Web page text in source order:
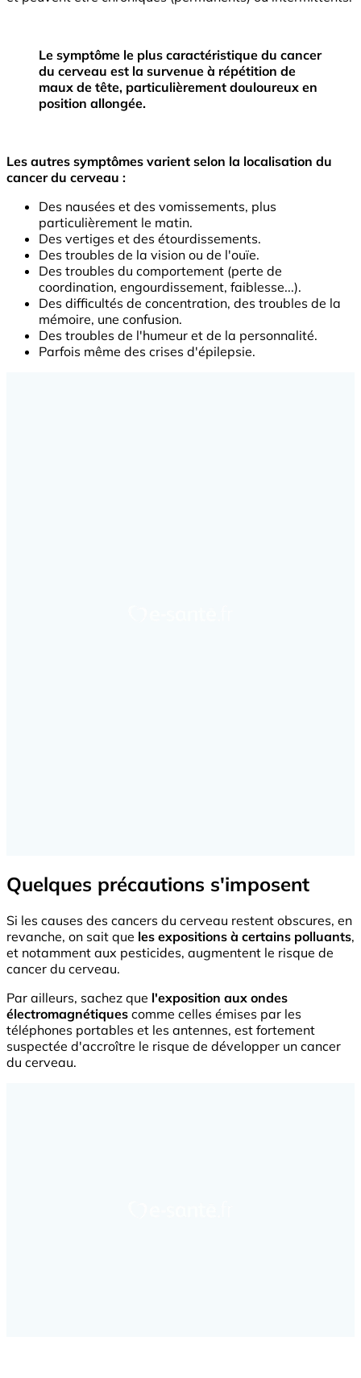
Le symptôme le plus caractéristique du cancer
du cerveau est la survenue à répétition de
maux de tête, particulièrement douloureux en
position allongée.
Les autres symptômes varient selon la localisation du
cancer du cerveau :
Des nausées et des vomissements, plus
particulièrement le matin.
Des vertiges et des étourdissements.
Des troubles de la vision ou de l'ouïe.
Des troubles du comportement (perte de
coordination, engourdissement, faiblesse...).
Des difficultés de concentration, des troubles de la
mémoire, une confusion.
Des troubles de l'humeur et de la personnalité.
Parfois même des crises d'épilepsie.
Quelques précautions s'imposent
Si les causes des cancers du cerveau restent obscures, en
revanche, on sait que les expositions à certains polluants,
et notamment aux pesticides, augmentent le risque de
cancer du cerveau.
Par ailleurs, sachez que l'exposition aux ondes
électromagnétiques comme celles émises par les
téléphones portables et les antennes, est fortement
suspectée d'accroître le risque de développer un cancer
du cerveau.